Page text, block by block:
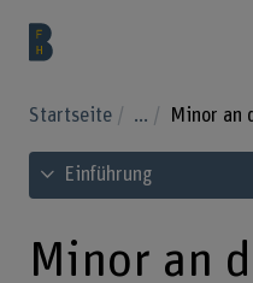
Startseite ... Minor an
Inhaltsverzeichnis ansehen
Einführung
Minor an